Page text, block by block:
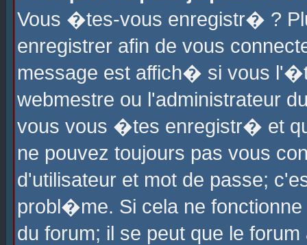
Vous �tes-vous enregistr� ?
enregistrer afin de vous
message est affich� si vous
webmestre ou l'administrateur
vous vous �tes enregistr� et
ne pouvez toujours pas vous
d'utilisateur et mot de passe;
probl�me. Si cela ne
du forum; il se peut que le